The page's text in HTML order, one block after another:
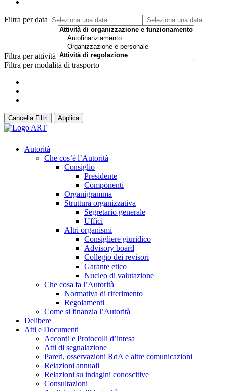
Filtra per data
Filtra per attività
Filtra per modalità di trasporto
Cancella Filtri Applica
Autorità
Che cos’è l’Autorità
Consiglio
Presidente
Componenti
Organigramma
Struttura organizzativa
Segretario generale
Uffici
Altri organismi
Consigliere giuridico
Advisory board
Collegio dei revisori
Garante etico
Nucleo di valutazione
Che cosa fa l’Autorità
Normativa di riferimento
Regolamenti
Come si finanzia l’Autorità
Delibere
Atti e Documenti
Accordi e Protocolli d’intesa
Atti di segnalazione
Pareri, osservazioni RdA e altre comunicazioni
Relazioni annuali
Relazioni su indagini conoscitive
Consultazioni